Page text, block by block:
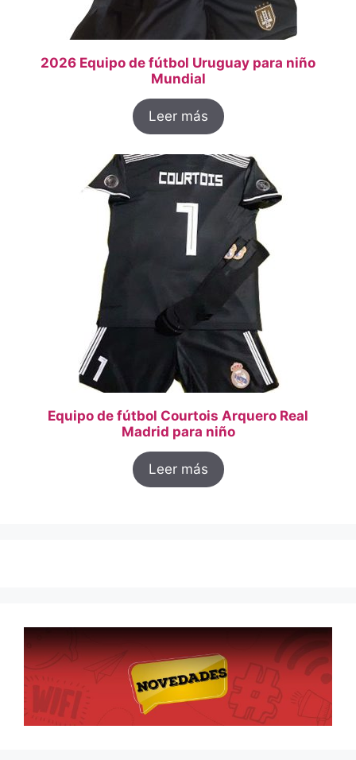
2026 Equipo de fútbol Uruguay para niño
Mundial
Leer más
Equipo de fútbol Courtois Arquero Real
Madrid para niño
Leer más